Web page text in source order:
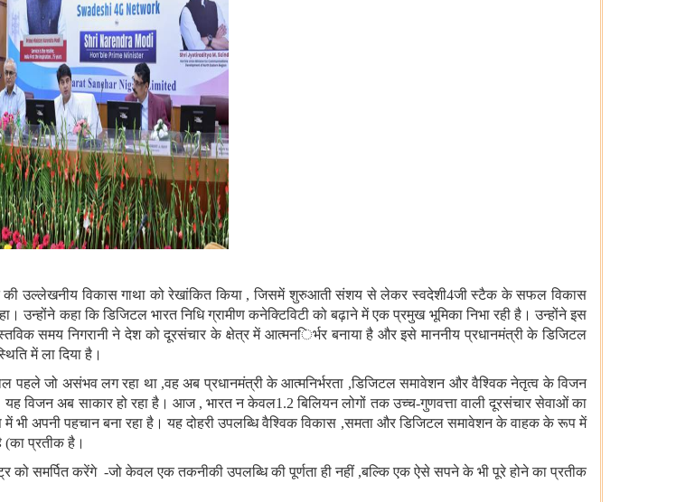
उल्लेखनीय विकास गाथा को रेखांकित किया, जिसमें शुरुआती संशय से लेकर स्वदेशी4जी स्टैक के सफल विकास
उन्होंने कहा‍ कि डिजिटल भारत निधि ग्रामीण कनेक्टिविटी को बढ़ाने में एक प्रमुख भूमिका निभा रही है। उन्होंने इस
समय निगरानी ने देश को दूरसंचार के क्षेत्र में आत्मनिर्भर बनाया है और इसे माननीय प्रधानमंत्री के डिजिटल
में ला दिया है।
पहले जो असंभव लग रहा था,वह अब प्रधानमंत्री के आत्मनिर्भरता ,डिजिटल समावेशन और वैश्विक नेतृत्व के विजन
यह विजन अब साकार हो रहा है। आज, भारत न केवल1.2बिलियन लोगों तक उच्च-गुणवत्ता वाली दूरसंचार सेवाओं का
अपनी पहचान बना रहा है। यह दोहरी उपलब्धि वैश्विक विकास ,समता और डिजिटल समावेशन के वाहक के रूप में
)का प्रतीक है।
को समर्पित करेंगे -जो केवल एक तकनीकी उपलब्धि की पूर्णता ही नहीं ,बल्कि एक ऐसे सपने के भी पूरे होने का प्रतीक